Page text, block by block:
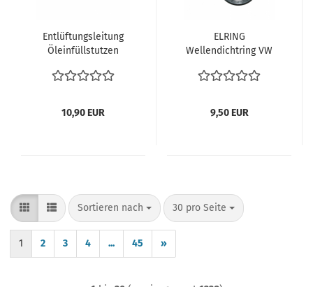
Entlüftungsleitung
Öleinfüllstutzen
VW Bus VW Käfer
Typ1 Motor N0202903
N203741 N0203741
10,90 EUR
ELRING
Wellendichtring VW
Karmann Simmerring
Elring Verglnr.
113105245 F
9,50 EUR
Sortieren nach
Sortieren nach 30 pro Seite
pro Seite
1 2 3 4 ... 45 »